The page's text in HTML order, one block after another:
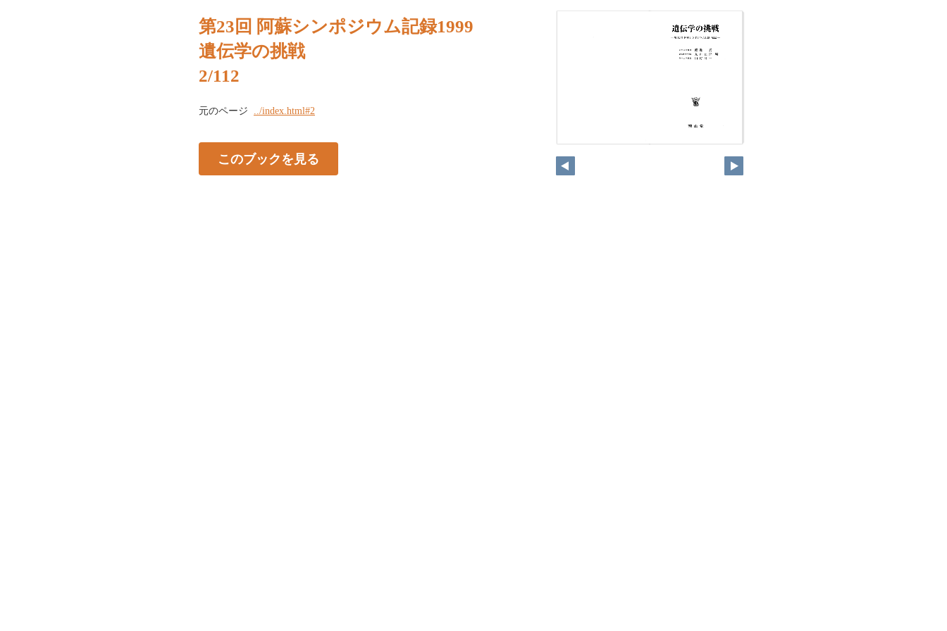
第23回 阿蘇シンポジウム記録1999
遺伝学の挑戦
2/112
元のページ ../index.html#2
このブックを見る